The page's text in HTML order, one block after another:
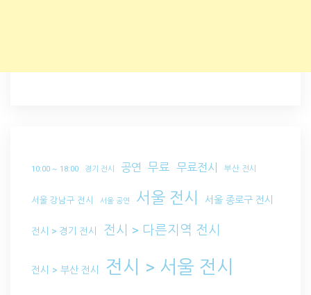
10:00 ~ 18:00 경기 전시 공연 무료 무료전시 부산 전시
서울 강남구 전시 서울 공연 서울 전시 서울 종로구 전시
전시 > 경기 전시 전시 > 다른지역 전시
전시 > 부산 전시 전시 > 서울 전시